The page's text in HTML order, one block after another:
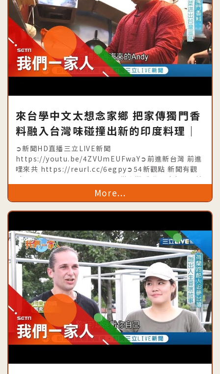
來台學中文太想念家鄉 把家傳獨門香
料融入台灣味碰撞出新的印度料理｜
記者李芷萱 吳文昌｜【我們一家人】
20190814｜三立新聞台│內政部移
民署共同製播
➲新聞HD直播三立LIVE新聞
https://youtu.be/4ZVUmEUFwaY➲前進新台灣 前進
哩來共 https://reurl.cc/6egpy➲54新觀點 新聞有觀
點 https://goo.gl/a6VwuE➲從台灣看世界時事不漏接
https://goo.gl/djuiiU➲台灣亮起
More...